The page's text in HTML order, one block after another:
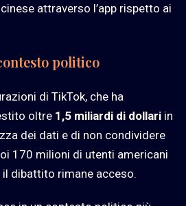
attraverso l’app rispetto ai
politico
di TikTok, che ha
oltre 1,5 miliardi di dollari in
dei dati e di non condividere
170 milioni di utenti americani
il dibattito rimane acceso.